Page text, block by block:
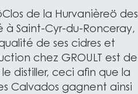
de la Hurvanièreö des
Saint-Cyr-du-Ronceray,
de ses cidres et
chez GROULT est de
distiller, ceci afin que la
Calvados gagnent ainsi